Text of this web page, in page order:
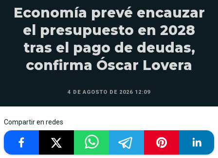
Economía prevé encauzar
el presupuesto en 2028
tras el pago de deudas,
confirma Óscar Lovera
4 DE AGOSTO DE 2026 12:09
Compartir en redes